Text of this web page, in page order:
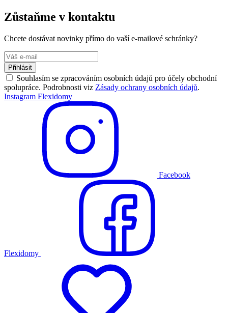
Zůstaňme v kontaktu
Chcete dostávat novinky přímo do vaší e-mailové schránky?
Přihlásit
Souhlasím se zpracováním osobních údajů pro účely obchodní
spolupráce. Podrobnosti viz Zásady ochrany osobních údajů.
Instagram Flexidomy
Facebook
Flexidomy